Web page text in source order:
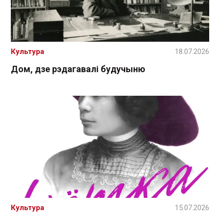
Дом, дзе рэдагавалі будучыню
Культура 18.07.2026
Культура 15.07.2026